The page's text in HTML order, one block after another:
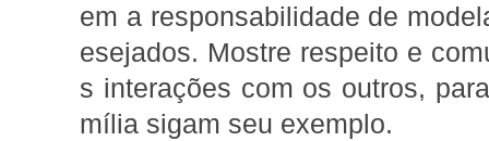
em a responsabilidade de
esejados. Mostre respeito e
s interações com os outros,
mília sigam seu exemplo.